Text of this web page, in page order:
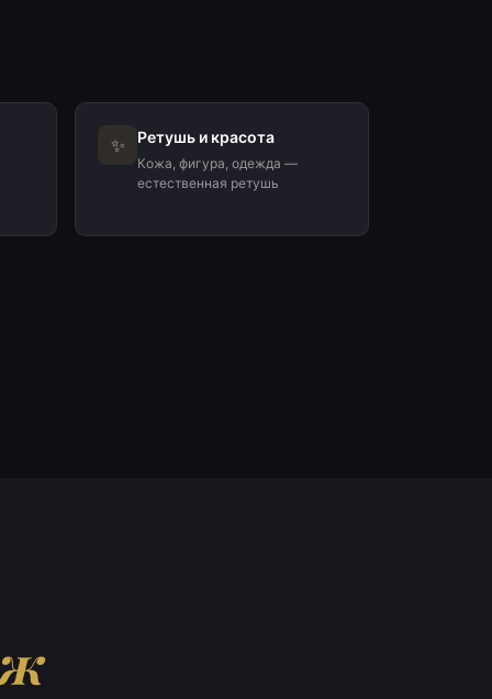
✨ Ретушь и красота
Кожа, фигура, одежда —
естественная ретушь